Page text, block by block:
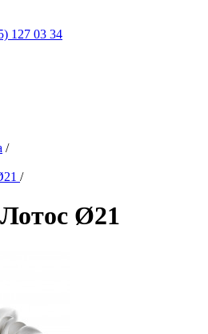
127 03 34
/
/
Ø21